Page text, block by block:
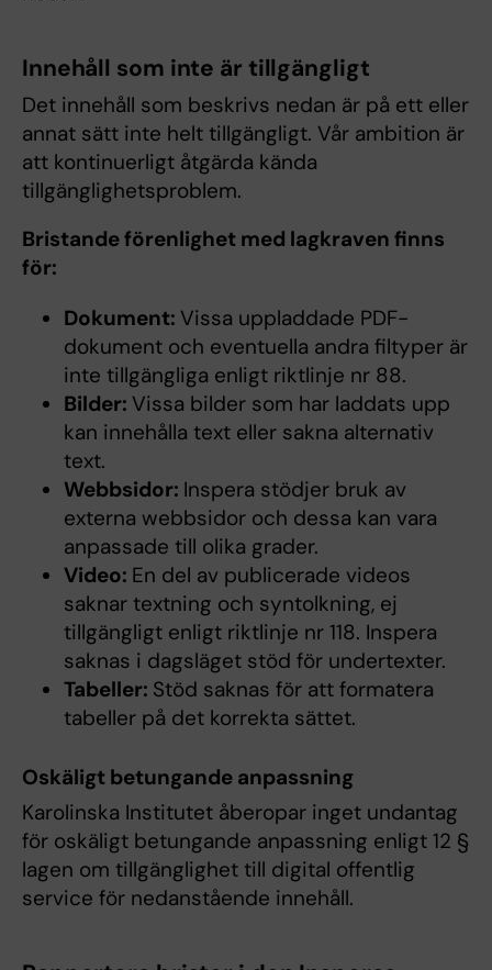
Innehåll som inte är tillgängligt
Det innehåll som beskrivs nedan är på ett eller
annat sätt inte helt tillgängligt. Vår ambition är
att kontinuerligt åtgärda kända
tillgänglighetsproblem.
Bristande förenlighet med lagkraven finns
för:
Dokument: Vissa uppladdade PDF-
dokument och eventuella andra filtyper är
inte tillgängliga enligt riktlinje nr 88.
Bilder: Vissa bilder som har laddats upp
kan innehålla text eller sakna alternativ
text.
Webbsidor: Inspera stödjer bruk av
externa webbsidor och dessa kan vara
anpassade till olika grader.
Video: En del av publicerade videos
saknar textning och syntolkning, ej
tillgängligt enligt riktlinje nr 118. Inspera
saknas i dagsläget stöd för undertexter.
Tabeller: Stöd saknas för att formatera
tabeller på det korrekta sättet.
Oskäligt betungande anpassning
Karolinska Institutet åberopar inget undantag
för oskäligt betungande anpassning enligt 12 §
lagen om tillgänglighet till digital offentlig
service för nedanstående innehåll.